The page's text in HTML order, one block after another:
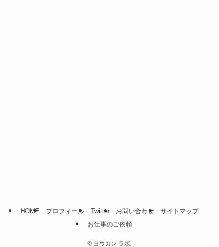
HOME プロフィール Twitter お問い合わせ
サイトマップ
お仕事のご依頼
© ヨウカン ラボ.